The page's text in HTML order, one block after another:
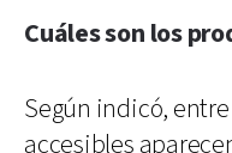
Cuáles son los
Según indicó,
accesibles